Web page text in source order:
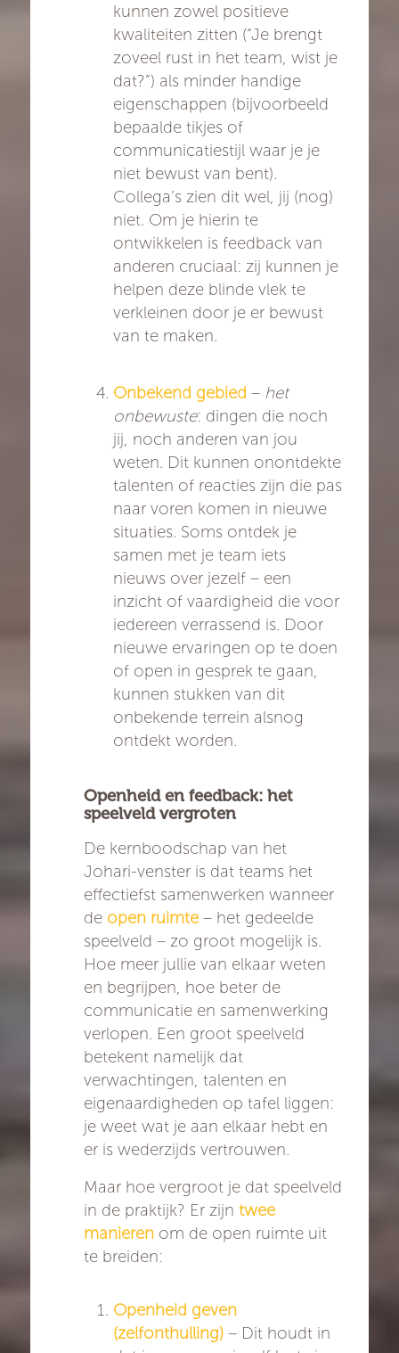
kunnen zowel positieve
kwaliteiten zitten (“Je brengt
zoveel rust in het team, wist je
dat?”) als minder handige
eigenschappen (bijvoorbeeld
bepaalde tikjes of
communicatiestijl waar je je
niet bewust van bent).
Collega’s zien dit wel, jij (nog)
niet. Om je hierin te
ontwikkelen is feedback van
anderen cruciaal: zij kunnen je
helpen deze blinde vlek te
verkleinen door je er bewust
van te maken.
Onbekend gebied – het
onbewuste: dingen die noch
jij, noch anderen van jou
weten. Dit kunnen onontdekte
talenten of reacties zijn die pas
naar voren komen in nieuwe
situaties. Soms ontdek je
samen met je team iets
nieuws over jezelf – een
inzicht of vaardigheid die voor
iedereen verrassend is. Door
nieuwe ervaringen op te doen
of open in gesprek te gaan,
kunnen stukken van dit
onbekende terrein alsnog
ontdekt worden.
Openheid en feedback: het
speelveld vergroten
De kernboodschap van het
Johari-venster is dat teams het
effectiefst samenwerken wanneer
de open ruimte– het gedeelde
speelveld – zo groot mogelijk is.
Hoe meer jullie van elkaar weten
en begrijpen, hoe beter de
communicatie en samenwerking
verlopen. Een groot speelveld
betekent namelijk dat
verwachtingen, talenten en
eigenaardigheden op tafel liggen:
je weet wat je aan elkaar hebt en
er is wederzijds vertrouwen.
Maar hoe vergroot je dat speelveld
in de praktijk? Er zijn twee
manierenom de open ruimte uit
te breiden:
Openheid geven
(zelfonthulling) – Dit houdt in